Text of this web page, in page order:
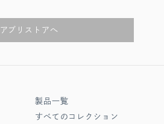
アプリストアへ
製品一覧
すべてのコレクション